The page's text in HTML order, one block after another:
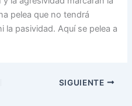
pelea que no tendrá
la pasividad. Aquí se pelea a
SIGUIENTE